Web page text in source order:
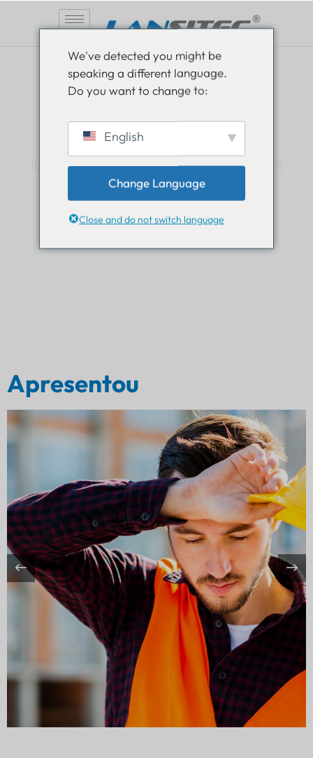
Esteja informado,
mantenha-se informado
Leia tudo sobre as novidades do mundo Lansitec
e fique um passo à frente.
Apresentou
We've detected you might be
speaking a different language.
Do you want to change to:
English
Change Language
Close and do not switch language